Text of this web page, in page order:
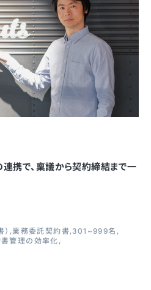
携で、稟議から契約締結まで一
業務委託契約書 301~999名
管理の効率化